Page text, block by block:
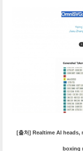
[출처] Realtime AI heads,
boxing